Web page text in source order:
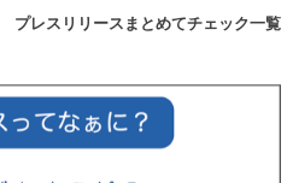
プレスリリースまとめてチェック一覧